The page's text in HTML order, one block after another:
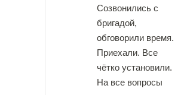
Созвонились с
бригадой,
обговорили время.
Приехали. Все
чётко установили.
На все вопросы